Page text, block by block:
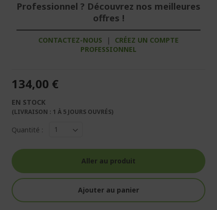
Professionnel ? Découvrez nos meilleures
offres !
CONTACTEZ-NOUS |
CRÉEZ UN COMPTE
PROFESSIONNEL
134,00 €
EN STOCK
(LIVRAISON : 1 À 5 JOURS OUVRÉS)
Quantité :
Aller au produit
Ajouter au panier